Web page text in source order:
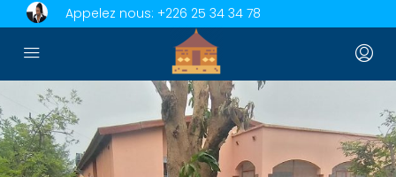
Appelez nous: +226 25 34 34 78